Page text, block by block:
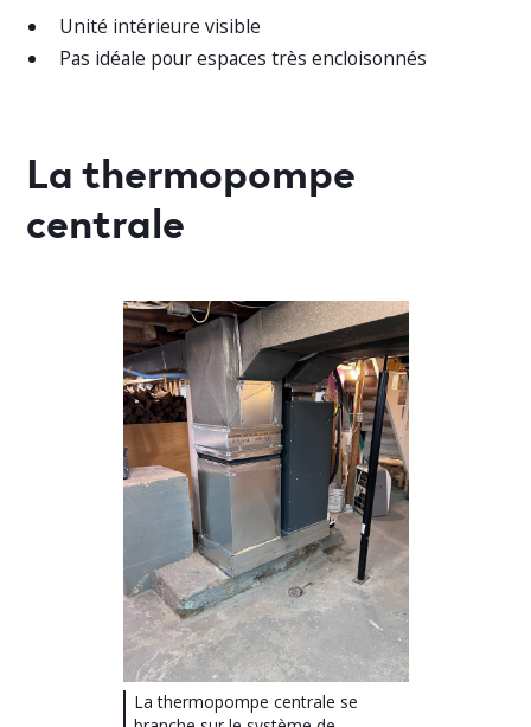
Unité intérieure visible
Pas idéale pour espaces très encloisonnés
La thermopompe
centrale
La thermopompe centrale se